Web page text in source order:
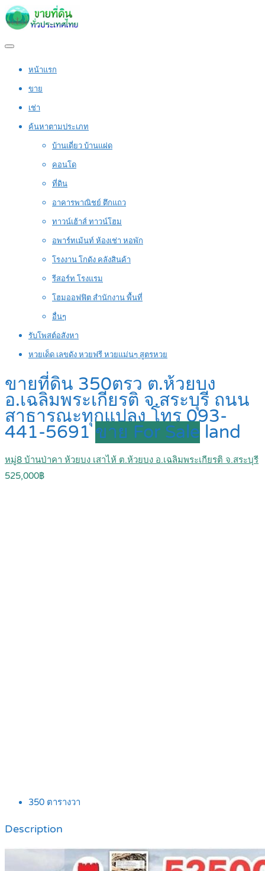
หน้าแรก
ขาย
เช่า
ค้นหาตามประเภท
บ้านเดี่ยว บ้านแฝด
คอนโด
ที่ดิน
อาคารพาณิชย์ ตึกแถว
ทาวน์เฮ้าส์ ทาวน์โฮม
อพาร์ทเม้นท์ ห้องเช่า หอพัก
โรงงาน โกดัง คลังสินค้า
รีสอร์ท โรงแรม
โฮมออฟฟิต สำนักงาน พื้นที่
อื่นๆ
รับโพสต์อสังหา
หวยเด็ด เลขดัง หวยฟรี หวยแม่นๆ สูตรหวย
ขายที่ดิน 350ตรว ต.ห้วยบง
อ.เฉลิมพระเกียรติ จ.สระบุรี ถนน
สาธารณะทุกแปลง โทร 093-
441-5691ขาย For Sale land
หมู่8 บ้านป่าคา ห้วยบง เสาไห้ ต.ห้วยบง อ.เฉลิมพระเกียรติ จ.สระบุรี
525,000฿
350 ตารางวา
Description